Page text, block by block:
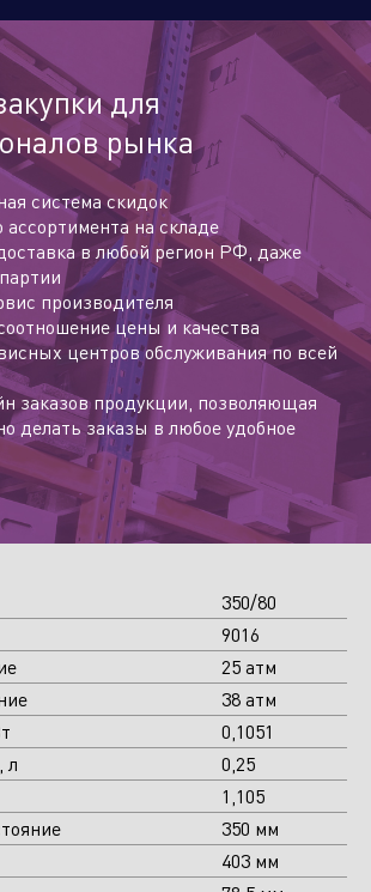
для
рынка
система скидок
ассортимента на складе
в любой регион РФ, даже
производителя
цены и качества
центров обслуживания по всей
заказов продукции, позволяющая
делать заказы в любое удобное
350/80
9016
25 атм
38 атм
0,1051
л
0,25
1,105
350 мм
403 мм